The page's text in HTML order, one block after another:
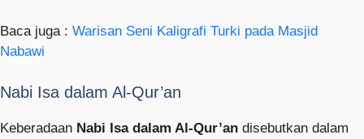
Baca juga : Warisan Seni Kaligrafi Turki pada Masjid
Nabawi
Nabi Isa dalam Al-Qur’an
Keberadaan Nabi Isa dalam Al-Qur’an disebutkan dalam